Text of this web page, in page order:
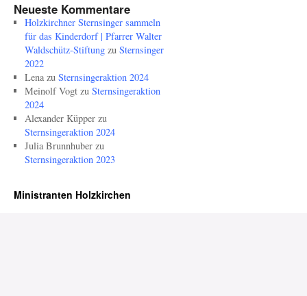
Neueste Kommentare
Holzkirchner Sternsinger sammeln
für das Kinderdorf | Pfarrer Walter
Waldschütz-Stiftungzu Sternsinger
2022
Lenazu Sternsingeraktion 2024
Meinolf Vogtzu Sternsingeraktion
2024
Alexander Küpperzu
Sternsingeraktion 2024
Julia Brunnhuberzu
Sternsingeraktion 2023
Ministranten Holzkirchen